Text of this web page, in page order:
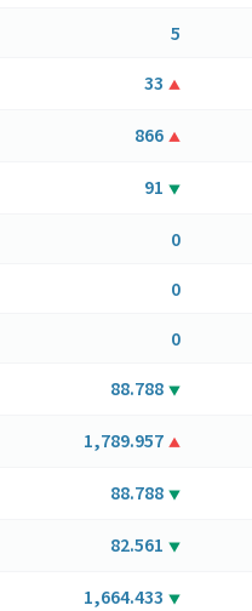
5
33 ▲
866 ▲
91 ▼
0
0
0
88.788 ▼
1,789.957 ▲
88.788 ▼
82.561 ▼
1,664.433 ▼